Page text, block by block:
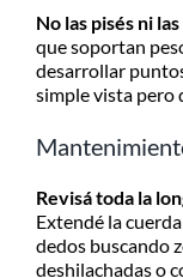
No las pisés ni
que soportan
desarrollar
simple vista pero
Revisá toda la
Extendé la
dedos buscando
deshilachadas o